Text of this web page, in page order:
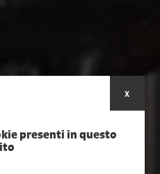
presenti in questo
x